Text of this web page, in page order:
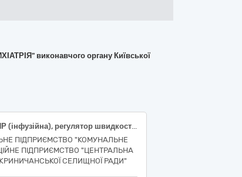
виконавчого органу Київської
Система ПР (інфузійна), регулятор швидкості потоку, металева з’єднувальна голка, конектор Luer Slip, ін'єкційна голка 21G
ПІДПРИЄМСТВО "КОМУНАЛЬНЕ
ПІДПРИЄМСТВО "ЦЕНТРАЛЬНА
СЕЛИЩНОЇ РАДИ"